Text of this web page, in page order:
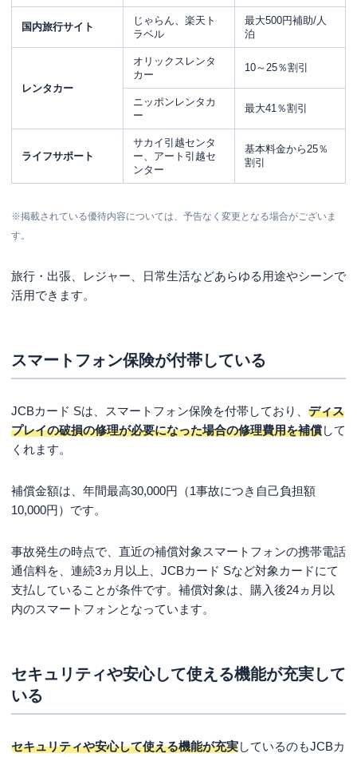
国内旅行サイト
じゃらん、楽天ト
ラベル
最大500円補助/人
泊
レンタカー
オリックスレンタ
カー
10～25％割引
ニッポンレンタカ
ー
最大41％割引
ライフサポート
サカイ引越センタ
ー、アート引越セ
ンター
基本料金から25％
割引
※掲載されている優待内容については、予告なく変更となる場合がございま
す。
旅行・出張、レジャー、日常生活などあらゆる用途やシーンで
活用できます。
スマートフォン保険が付帯している
JCBカード Sは、スマートフォン保険を付帯しており、 ディス
プレイの破損の修理が必要になった場合の修理費用を補償して
くれます。
補償金額は、年間最高30,000円（1事故につき自己負担額
10,000円）です。
事故発生の時点で、直近の補償対象スマートフォンの携帯電話
通信料を、連続3ヵ月以上、JCBカード Sなど対象カードにて
支払していることが条件です。補償対象は、購入後24ヵ月以
内のスマートフォンとなっています。
セキュリティや安心して使える機能が充実して
いる
セキュリティや安心して使える機能が充実しているのもJCBカ